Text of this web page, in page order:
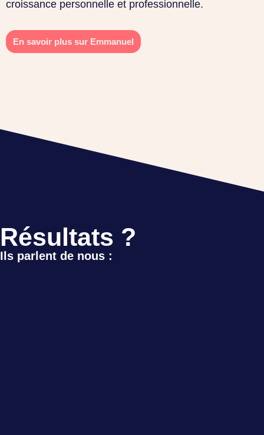
croissance personnelle et professionnelle.
En savoir plus sur Emmanuel
Résultats ?
Ils parlent de nous :